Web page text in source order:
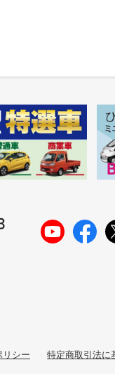
シー
特定商取引法に